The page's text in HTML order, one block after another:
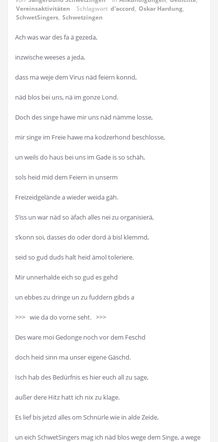
Vereinsaktivitäten
Schlagwort d'accord, Oskar Hardung,
SchwetSingers, Schwetzingen
Ach was war des fa ä gezeda,
inzwische weeses a jeda,
dass ma weje dem Virus näd feiern konnd,
näd blos bei uns, nä im gonze Lond.
Doch des singe hawe mir uns näd nämme losse,
mir singe im Freie hawe ma kodzerhond beschlosse,
un weils do haus bei uns im Gade is so schäh,
sols heid mid dem Feiern in unserm
Freizeidgelände a wieder weida gäh.
S’iss un war näd so äfach alles nei zu organisierä,
s’konn soi, dasses do oder dord ä bisl klemmd,
seid so gud duds halt heid ämol toleriere.
Mir unnerhalde eich so gud es gehd
un ebbes zu dringe un zu fuddern gibds a
>>> wie da do vorne seht. >>>
Des ware moi Gedonge noch vor dem Feschd
doch heid sinn ma unser eigene Gäschd.
Isch hab des Bedürfnis es hier euch all zu sage,
außer dere Hitz hatt ich nix zu klage.
Es lief bis jetzd alles om Schnürle wie in alde Zeide,
un eich SchwetSingers mag ich näd blos wege dem Singe, a wege